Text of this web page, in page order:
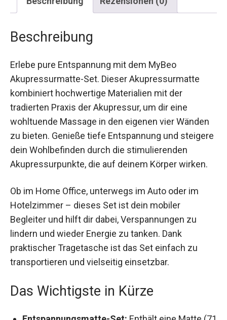
Beschreibung
Akupressurmatte-Set. Dieser Akupressurmatte
kombiniert hochwertige Materialien mit der
tradierten Praxis der Akupressur, um dir eine
wohltuende Massage in den eigenen vier Wänden
zu bieten. Genieße tiefe Entspannung und
steigere dein Wohlbefinden durch die
stimulierenden Akupressurpunkte, die auf
deinem Körper wirken.
Ob im Home Office, unterwegs im Auto oder im
Hotelzimmer – dieses Set ist dein mobiler
Begleiter und hilft dir dabei, Verspannungen zu
lindern und wieder Energie zu tanken. Dank
praktischer Tragetasche ist das Set einfach zu
transportieren und vielseitig einsetzbar.
Das Wichtigste in Kürze